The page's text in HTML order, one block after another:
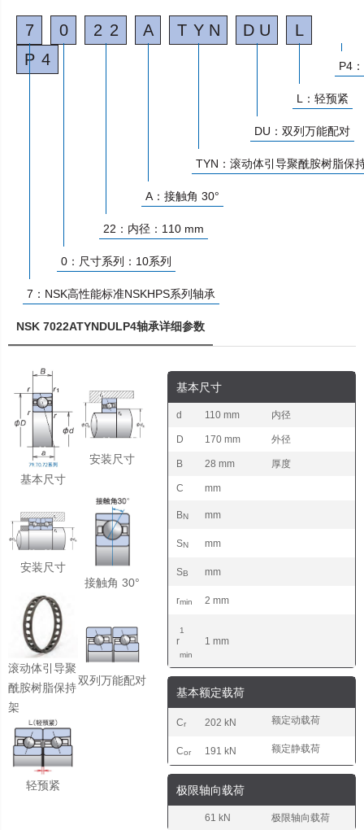
7 0 2 2 A T Y N D U
L
P 4
7：NSK高性能标准NSKHPS系列轴承
0：尺寸系列：10系列
22：内径：110 mm
A：接触角 30°
TYN：滚动体引导聚酰胺树脂保
DU：双列万能配对
L：轻预紧
P4
NSK 7022ATYNDULP4轴承详细参数
基本尺寸
安装尺寸
安装尺寸
接触角 30°
滚动体引导聚
酰胺树脂保持
架
双列万能配对
轻预紧
基本尺寸
d 110 mm 内径
D 170 mm 外径
B 28 mm 厚度
C mm
BN mm
SN mm
SB mm
rmin 2 mm
r
1
min
1 mm
基本额定载荷
Cr 202 kN 额定动载荷
Cor 191 kN 额定静载荷
极限轴向载荷
61 kN 极限轴向载荷